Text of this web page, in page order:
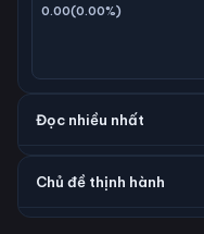
0.00(0.00%)
Đọc nhiều nhất
Chủ đề thịnh hành